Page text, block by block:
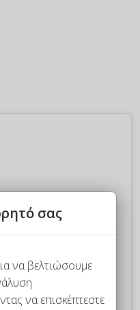
σας
να βελτιώσουμε
να επισκέπτεστε